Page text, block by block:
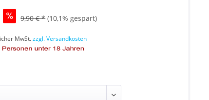
9,90 € * (10,1% gespart)
MwSt.zzgl. Versandkosten